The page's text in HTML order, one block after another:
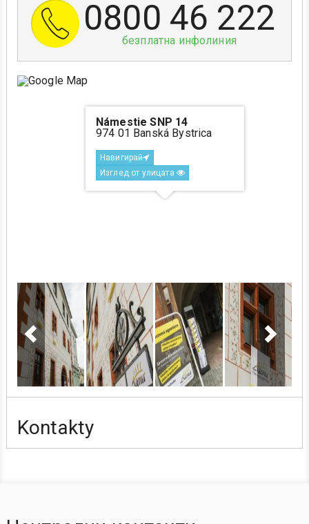
0800 46 222
безплатна инфолиния
Námestie SNP 14
974 01 Banská Bystrica
Навигирай
Изглед от улицата
Kontakty